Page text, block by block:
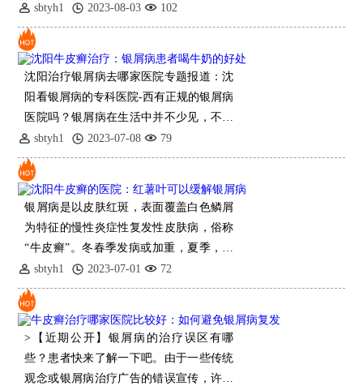
sbtyh1
2023-08-03 102
沈阳治疗银屑病去哪家医院专题报道：沈
阳看银屑病的专科医院-西有正规的银屑病
医院吗？银屑病在生活中并不少见，不管
是什么原因引起的，治疗都是很有必要
的。对于银屑病这种疾病，
sbtyh1 2023-07-08 79
银屑病是以皮肤红斑，表面覆盖白色鳞屑
为特征的慢性炎症性复发性皮肤病，俗称
“牛皮癣”。冬春季发病或加重，夏季，很
多人的皮疹就慢慢
sbtyh1 2023-07-01 72
>【近期公开】银屑病的治疗误区有哪
些？患者快来了解一下吧。由于一些传统
观念或银屑病治疗广告的错误宣传，许多